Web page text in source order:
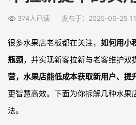
水果店小程序和外卖平台有什么不同？
哪些小程序功能最适合水果店日常经营？
374人已读 发布于：2025-06-25
很多水果店老板都在关注， 如何用小
瓶颈，并实现新客拉新与老客维护双
营，水果店能低成本获取新用户、提
更智慧高效。下面为你拆解几种水果
法。